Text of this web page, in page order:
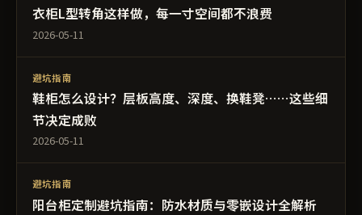
衣柜L型转角这样做，每一寸空间都不浪费
2026-05-11
避坑指南
鞋柜怎么设计？层板高度、深度、换鞋凳……这些细
节决定成败
2026-05-11
避坑指南
阳台柜定制避坑指南：防水材质与零嵌设计全解析